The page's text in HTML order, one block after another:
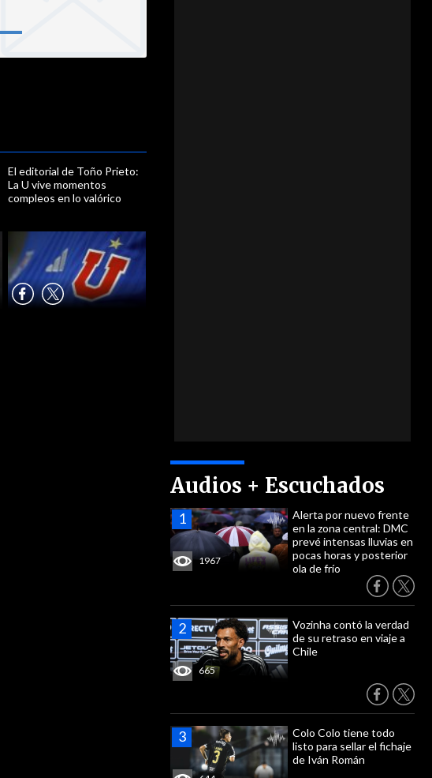
Audios + Escuchados
1967
Alerta por nuevo frente
en la zona central: DMC
prevé intensas lluvias en
pocas horas y posterior
ola de frío
665
Vozinha contó la verdad
de su retraso en viaje a
Chile
Colo Colo tiene todo
listo para sellar el fichaje
de Iván Román
El editorial de Toño Prieto:
La U vive momentos
compleos en lo valórico